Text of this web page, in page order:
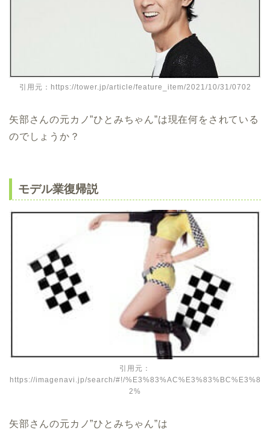
引用元：https://tower.jp/article/feature_item/2021/10/31/0702
矢部さんの元カノ”ひとみちゃん”は現在何をされている
のでしょうか？
モデル業復帰説
引用元：
https://imagenavi.jp/search/#!/%E3%83%AC%E3%83%BC%E3%8
2%
矢部さんの元カノ”ひとみちゃん”は